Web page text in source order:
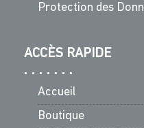
Protection des
ACCÈS RAPIDE
Accueil
Boutique